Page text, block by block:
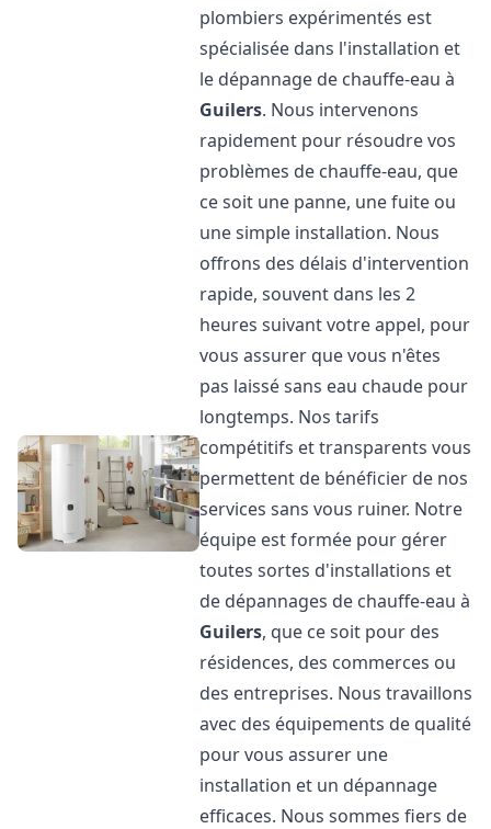
plombiers expérimentés est
spécialisée dans l'installation et
le dépannage de chauffe-eau à
Guilers. Nous intervenons
rapidement pour résoudre vos
problèmes de chauffe-eau, que
ce soit une panne, une fuite ou
une simple installation. Nous
offrons des délais d'intervention
rapide, souvent dans les 2
heures suivant votre appel, pour
vous assurer que vous n'êtes
pas laissé sans eau chaude pour
longtemps. Nos tarifs
compétitifs et transparents vous
permettent de bénéficier de nos
services sans vous ruiner. Notre
équipe est formée pour gérer
toutes sortes d'installations et
de dépannages de chauffe-eau à
Guilers, que ce soit pour des
résidences, des commerces ou
des entreprises. Nous travaillons
avec des équipements de qualité
pour vous assurer une
installation et un dépannage
efficaces. Nous sommes fiers de